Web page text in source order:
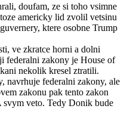
doufam, ze si toho vsimne
americky lid zvolil vetsinu
ktere osobne Trump
ve zkratce horni a dolni
federalni zakony je House of
nekolik kresel ztratili.
navrhuje federalni zakony, ale
zakonu pak tento zakon
svym veto. Tedy Donik bude